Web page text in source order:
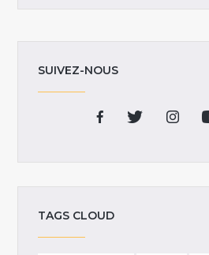
SUIVEZ-NOUS
TAGS CLOUD